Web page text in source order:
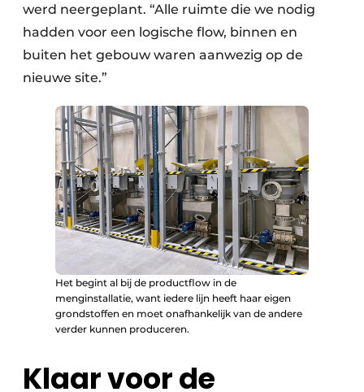
werd neergeplant. “Alle ruimte die we nodig
hadden voor een logische flow, binnen en
buiten het gebouw waren aanwezig op de
nieuwe site.”
Het begint al bij de productflow in de
menginstallatie, want iedere lijn heeft haar eigen
grondstoffen en moet onafhankelijk van de andere
verder kunnen produceren.
Klaar voor de